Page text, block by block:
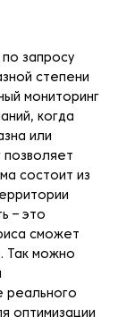
по запросу
степени
мониторинг
когда
или
позволяет
состоит из
– это
сможет
Так можно
реального
оптимизации